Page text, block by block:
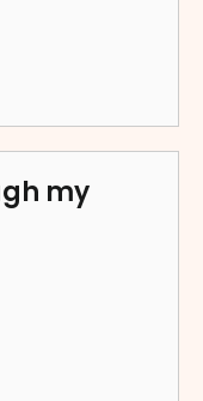
my